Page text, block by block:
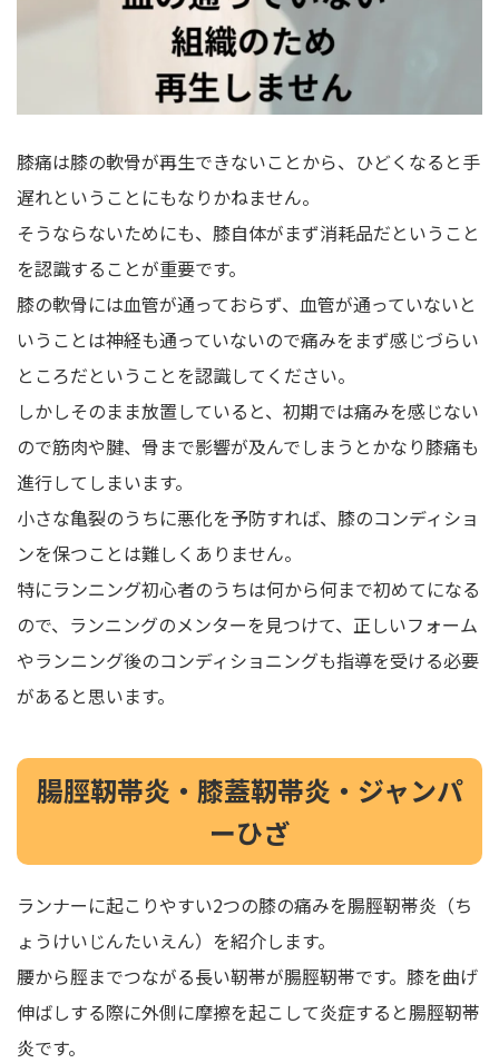
膝痛は膝の軟骨が再生できないことから、ひどくなると手
遅れということにもなりかねません。
そうならないためにも、膝自体がまず消耗品だということ
を認識することが重要です。
膝の軟骨には血管が通っておらず、血管が通っていないと
いうことは神経も通っていないので痛みをまず感じづらい
ところだということを認識してください。
しかしそのまま放置していると、初期では痛みを感じない
ので筋肉や腱、骨まで影響が及んでしまうとかなり膝痛も
進行してしまいます。
小さな亀裂のうちに悪化を予防すれば、膝のコンディショ
ンを保つことは難しくありません。
特にランニング初心者のうちは何から何まで初めてになる
ので、ランニングのメンターを見つけて、正しいフォーム
やランニング後のコンディショニングも指導を受ける必要
があると思います。
腸脛靭帯炎・膝蓋靭帯炎・ジャンパ
ーひざ
ランナーに起こりやすい2つの膝の痛みを腸脛靭帯炎（ち
ょうけいじんたいえん）を紹介します。
腰から脛までつながる長い靭帯が腸脛靭帯です。膝を曲げ
伸ばしする際に外側に摩擦を起こして炎症すると腸脛靭帯
炎です。